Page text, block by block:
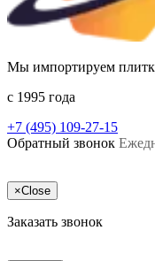
Мы импортируем
c 1995 года
+7 (495) 109-27-15
Обратный звонок
×Close
Заказать звонок